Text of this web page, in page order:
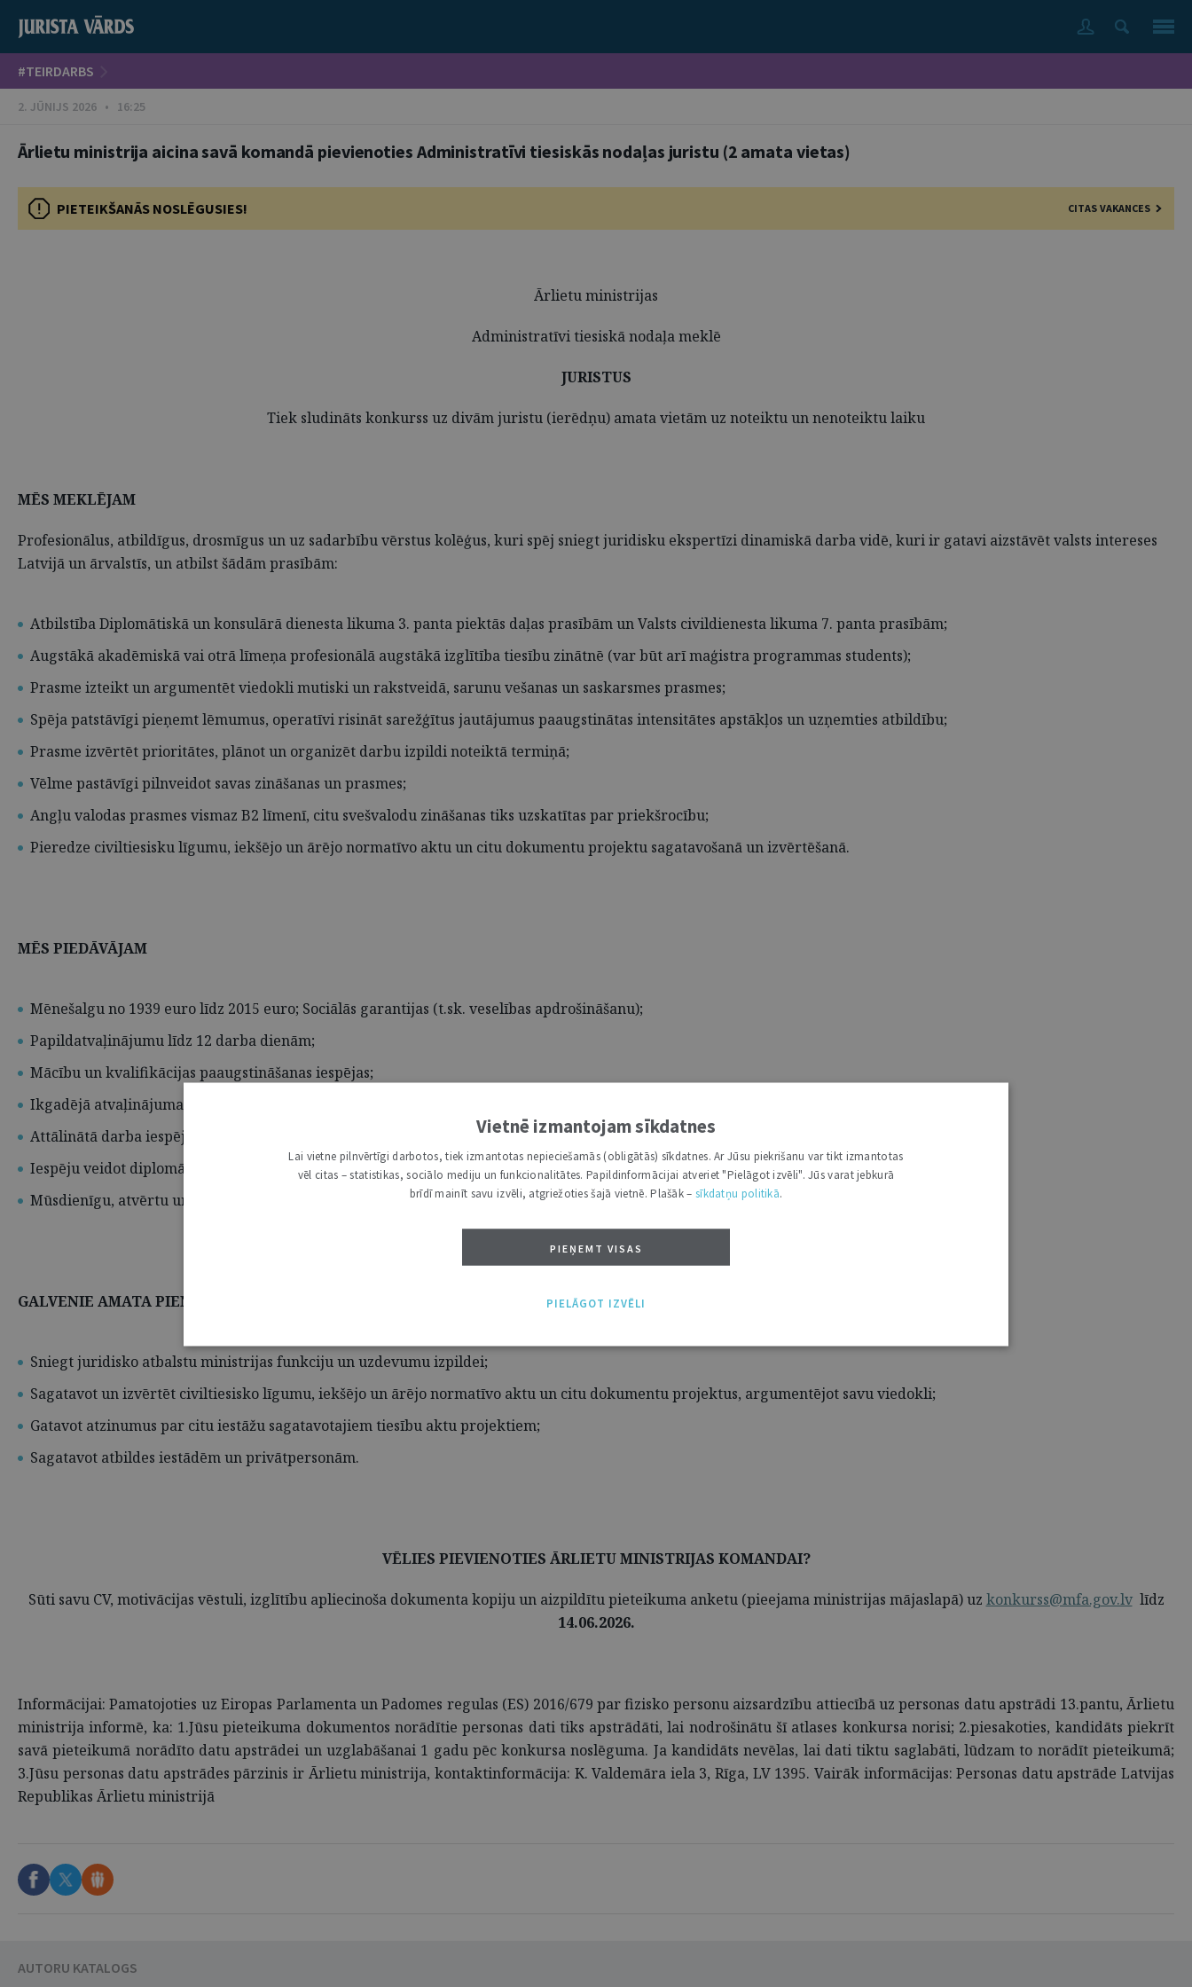
#TEIRDARBS
2. JŪNIJS 2026 • 16:25
Ārlietu ministrija aicina savā komandā pievienoties Administratīvi tiesiskās nodaļas juristu (2 amata vietas)
PIETEIKŠANĀS NOSLĒGUSIES! CITAS VAKANCES
Ārlietu ministrijas
Administratīvi tiesiskā nodaļa meklē
JURISTUS
Tiek sludināts konkurss uz divām juristu (ierēdņu) amata vietām uz noteiktu un nenoteiktu laiku
MĒS MEKLĒJAM
Profesionālus, atbildīgus, drosmīgus un uz sadarbību vērstus kolēģus, kuri spēj sniegt juridisku ekspertīzi dinamiskā darba vidē, kuri ir gatavi aizstāvēt valsts intereses
Latvijā un ārvalstīs, un atbilst šādām prasībām:
Atbilstība Diplomātiskā un konsulārā dienesta likuma 3. panta piektās daļas prasībām un Valsts civildienesta likuma 7. panta prasībām;
Augstākā akadēmiskā vai otrā līmeņa profesionālā augstākā izglītība tiesību zinātnē (var būt arī maģistra programmas students);
Prasme izteikt un argumentēt viedokli mutiski un rakstveidā, sarunu vešanas un saskarsmes prasmes;
Spēja patstāvīgi pieņemt lēmumus, operatīvi risināt sarežģītus jautājumus paaugstinātas intensitātes apstākļos un uzņemties atbildību;
Prasme izvērtēt prioritātes, plānot un organizēt darbu izpildi noteiktā termiņā;
Vēlme pastāvīgi pilnveidot savas zināšanas un prasmes;
Angļu valodas prasmes vismaz B2 līmenī, citu svešvalodu zināšanas tiks uzskatītas par priekšrocību;
Pieredze civiltiesisku līgumu, iekšējo un ārējo normatīvo aktu un citu dokumentu projektu sagatavošanā un izvērtēšanā.
MĒS PIEDĀVĀJAM
Mēnešalgu no 1939 euro līdz 2015 euro; Sociālās garantijas (t.sk. veselības apdrošināšanu);
Papildatvaļinājumu līdz 12 darba dienām;
Mācību un kvalifikācijas paaugstināšanas iespējas;
Ikgadējā atvaļinājuma pabalstu;
Attālinātā darba iespējas;
Iespēju veidot diplomāta karjeru;
Mūsdienīgu, atvērtu un uz sadarbību vērstu darba vidi un kolēģu atbalstu.
GALVENIE AMATA PIENĀKUMI
Sniegt juridisko atbalstu ministrijas funkciju un uzdevumu izpildei;
Sagatavot un izvērtēt civiltiesisko līgumu, iekšējo un ārējo normatīvo aktu un citu dokumentu projektus, argumentējot savu viedokli;
Gatavot atzinumus par citu iestāžu sagatavotajiem tiesību aktu projektiem;
Sagatavot atbildes iestādēm un privātpersonām.
VĒLIES PIEVIENOTIES ĀRLIETU MINISTRIJAS KOMANDAI?
Sūti savu CV, motivācijas vēstuli, izglītību apliecinoša dokumenta kopiju un aizpildītu pieteikuma anketu (pieejama ministrijas mājaslapā) uz konkurss@mfa.gov.lvlīdz
14.06.2026.
Informācijai: Pamatojoties uz Eiropas Parlamenta un Padomes regulas (ES) 2016/679 par fizisko personu aizsardzību attiecībā uz personas datu apstrādi 13.pantu, Ārlietu
ministrija informē, ka: 1.Jūsu pieteikuma dokumentos norādītie personas dati tiks apstrādāti, lai nodrošinātu šī atlases konkursa norisi; 2.piesakoties, kandidāts piekrīt
savā pieteikumā norādīto datu apstrādei un uzglabāšanai 1 gadu pēc konkursa noslēguma. Ja kandidāts nevēlas, lai dati tiktu saglabāti, lūdzam to norādīt pieteikumā;
3.Jūsu personas datu apstrādes pārzinis ir Ārlietu ministrija, kontaktinformācija: K. Valdemāra iela 3, Rīga, LV 1395. Vairāk informācijas: Personas datu apstrāde Latvijas
Republikas Ārlietu ministrijā
AUTORU KATALOGS
Vietnē izmantojam sīkdatnes
Lai vietne pilnvērtīgi darbotos, tiek izmantotas nepieciešamās (obligātās) sīkdatnes. Ar Jūsu piekrišanu var tikt izmantotas
vēl citas – statistikas, sociālo mediju un funkcionalitātes. Papildinformācijai atveriet "Pielāgot izvēli". Jūs varat jebkurā
brīdī mainīt savu izvēli, atgriežoties šajā vietnē. Plašāk – sīkdatņu politikā.
PIEŅEMT VISAS
PIELĀGOT IZVĒLI